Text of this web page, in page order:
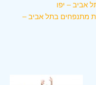
אביב – יפו
מתנפחים בתל אביב –